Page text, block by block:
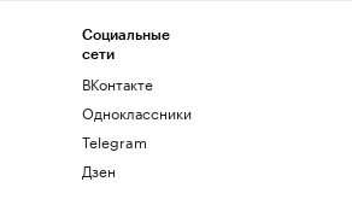
Социальные
сети
ВКонтакте
Одноклассники
Telegram
Дзен